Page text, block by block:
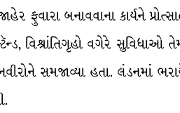
બનાવવાના કાર્યને
વિશ્રાંતિગૃહો વગેરે સુવિધાઓ
સમજાવ્યા હતા. લંડનમાં